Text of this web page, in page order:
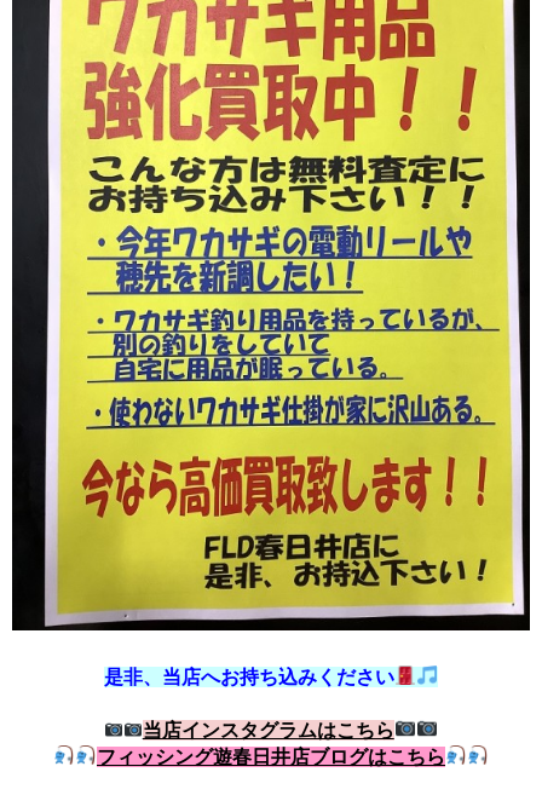
是非、当店へお持ち込みください
当店インスタグラムはこちら
フィッシング遊春日井店ブログはこちら